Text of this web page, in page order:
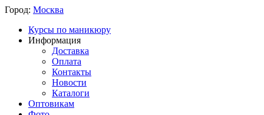
Город: Москва
Курсы по маникюру
Информация
Доставка
Оплата
Контакты
Новости
Каталоги
Оптовикам